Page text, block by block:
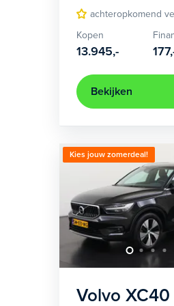
achteropkomend
Kopen
13.945,-
Bekijken
Kies jouw zomerdeal!
Volvo XC40